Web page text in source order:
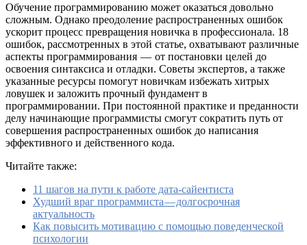
Обучение программированию может оказаться довольно
сложным. Однако преодоление распространенных ошибок
ускорит процесс превращения новичка в профессионала. 18
ошибок, рассмотренных в этой статье, охватывают различные
аспекты программирования — от постановки целей до
освоения синтаксиса и отладки. Советы экспертов, а также
указанные ресурсы помогут новичкам избежать хитрых
ловушек и заложить прочный фундамент в
программировании. При постоянной практике и преданности
делу начинающие программисты смогут сократить путь от
совершения распространенных ошибок до написания
эффективного и действенного кода.
Читайте также:
11 шагов на пути к работе дата-сайентиста
Худший враг программиста — долгосрочная
актуальность
Как повысить мотивацию с помощью поведенческой
психологии